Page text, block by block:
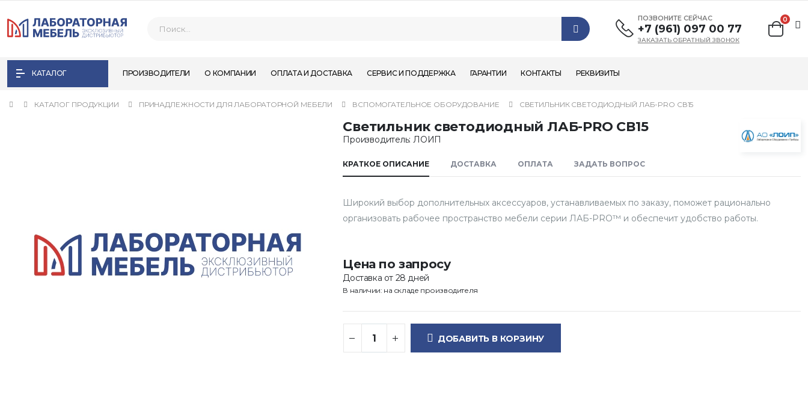
ПОЗВОНИТЕ СЕЙЧАС
+7 (961) 097 00 77
ЗАКАЗАТЬ ОБРАТНЫЙ ЗВОНОК
0
КАТАЛОГ ПРОИЗВОДИТЕЛИ О КОМПАНИИ ОПЛАТА И ДОСТАВКА СЕРВИС И ПОДДЕРЖКА ГАРАНТИИ КОНТАКТЫ РЕКВИЗИТЫ
КАТАЛОГ ПРОДУКЦИИ ПРИНАДЛЕЖНОСТИ ДЛЯ ЛАБОРАТОРНОЙ МЕБЕЛИ ВСПОМОГАТЕЛЬНОЕ ОБОРУДОВАНИЕ СВЕТИЛЬНИК СВЕТОДИОДНЫЙ ЛАБ-PRO СВ15
Светильник светодиодный ЛАБ-PRO СВ15
Производитель: ЛОИП
КРАТКОЕ ОПИСАНИЕ ДОСТАВКА ОПЛАТА ЗАДАТЬ ВОПРОС
Широкий выбор дополнительных аксессуаров, устанавливаемых по заказу, поможет рационально
организовать рабочее пространство мебели серии ЛАБ-PRO™ и обеспечит удобство работы.
Цена по запросу
Доставка от 28 дней
В наличии: на складе производителя
ДОБАВИТЬ В КОРЗИНУ